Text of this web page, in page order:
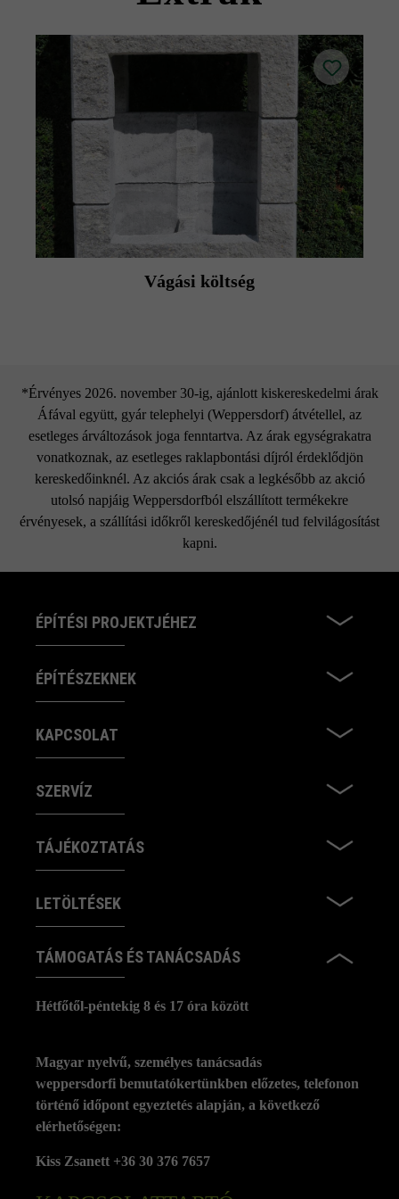
Vágási költség
*Érvényes 2026. november 30-ig, ajánlott kiskereskedelmi árak
Áfával együtt, gyár telephelyi (Weppersdorf) átvétellel, az
esetleges árváltozások joga fenntartva. Az árak egységrakatra
vonatkoznak, az esetleges raklapbontási díjról érdeklődjön
kereskedőinknél. Az akciós árak csak a legkésőbb az akció
utolsó napjáig Weppersdorfból elszállított termékekre
érvényesek, a szállítási időkről kereskedőjénél tud felvilágosítást
kapni.
ÉPÍTÉSI PROJEKTJÉHEZ
ÉPÍTÉSZEKNEK
KAPCSOLAT
SZERVÍZ
TÁJÉKOZTATÁS
LETÖLTÉSEK
TÁMOGATÁS ÉS TANÁCSADÁS
Hétfőtől-péntekig 8 és 17 óra között
Magyar nyelvű, személyes tanácsadás
weppersdorfi bemutatókertünkben előzetes, telefonon
történő időpont egyeztetés alapján, a következő
elérhetőségen:
Kiss Zsanett +36 30 376 7657